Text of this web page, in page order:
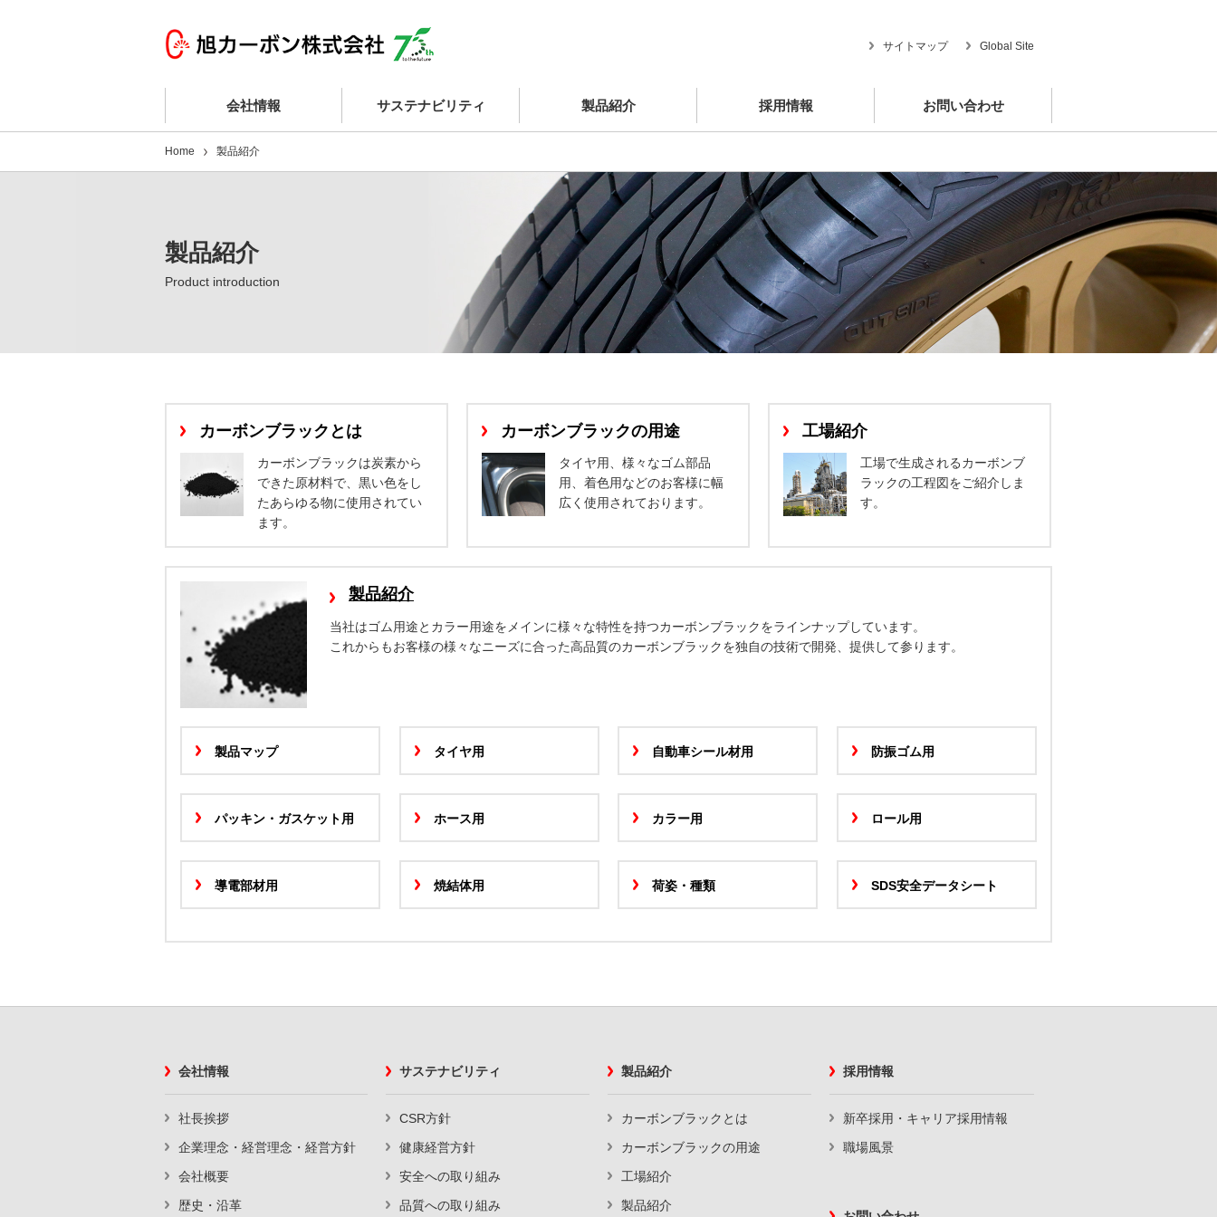
Global Site
サイトマップ
会社情報 サステナビリティ 製品紹介 採用情報 お問い合わせ
Home 製品紹介
製品紹介
Product introduction
カーボンブラックとは
カーボンブラックは炭素から
できた原材料で、黒い色をし
たあらゆる物に使用されてい
ます。
カーボンブラックの用途
タイヤ用、様々なゴム部品
用、着色用などのお客様に幅
広く使用されております。
工場紹介
工場で生成されるカーボンブ
ラックの工程図をご紹介しま
す。
製品紹介
当社はゴム用途とカラー用途をメインに様々な特性を持つカーボンブラックをラインナップしています。
これからもお客様の様々なニーズに合った高品質のカーボンブラックを独自の技術で開発、提供して参ります。
製品マップ タイヤ用 自動車シール材用 防振ゴム用
パッキン・ガスケット用 ホース用 カラー用 ロール用
導電部材用 焼結体用 荷姿・種類 SDS安全データシート
会社情報
社長挨拶
企業理念・経営理念・経営方針
会社概要
歴史・沿革
サステナビリティ
CSR方針
健康経営方針
安全への取り組み
品質への取り組み
製品紹介
カーボンブラックとは
カーボンブラックの用途
工場紹介
製品紹介
採用情報
新卒採用・キャリア採用情報
職場風景